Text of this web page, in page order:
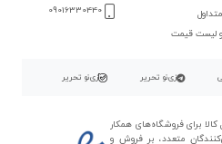
و لیست قیمت
09016330440
زی‌نو تحریر زی‌نو تحریر
برای فروشگاه‌های همکار
متعدد، بر فروش و